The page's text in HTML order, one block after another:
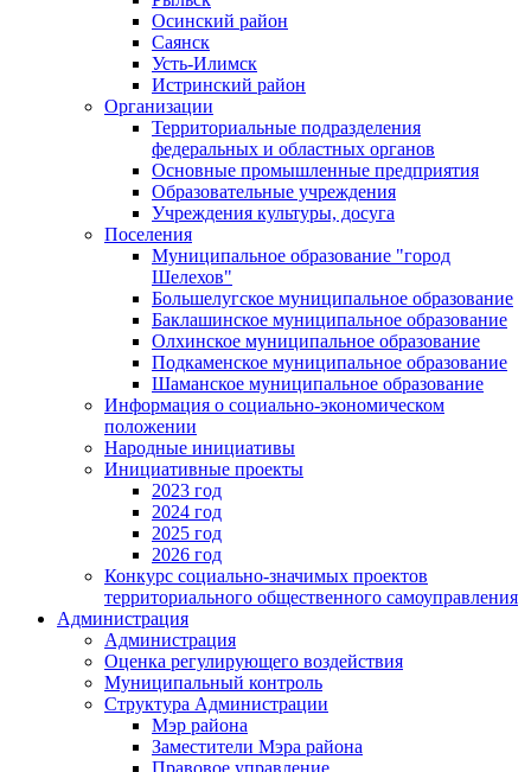
Осинский район
Саянск
Усть-Илимск
Истринский район
Организации
Территориальные подразделения
федеральных и областных органов
Основные промышленные предприятия
Образовательные учреждения
Учреждения культуры, досуга
Поселения
Муниципальное образование "город
Шелехов"
Большелугское муниципальное образование
Баклашинское муниципальное образование
Олхинское муниципальное образование
Подкаменское муниципальное образование
Шаманское муниципальное образование
Информация о социально-экономическом
положении
Народные инициативы
Инициативные проекты
2023 год
2024 год
2025 год
2026 год
Конкурс социально-значимых проектов
территориального общественного самоуправления
Администрация
Администрация
Оценка регулирующего воздействия
Муниципальный контроль
Структура Администрации
Мэр района
Заместители Мэра района
Правовое управление